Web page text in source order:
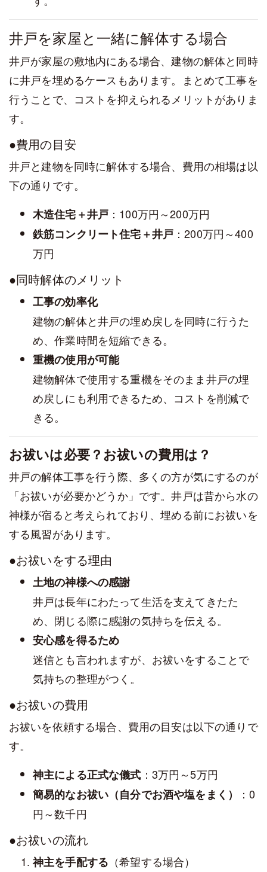
井戸を家屋と一緒に解体する場合
井戸が家屋の敷地内にある場合、建物の解体と同時
に井戸を埋めるケースもあります。まとめて工事を
行うことで、コストを抑えられるメリットがありま
す。
●費用の目安
井戸と建物を同時に解体する場合、費用の相場は以
下の通りです。
木造住宅＋井戸 ：100万円～200万円
鉄筋コンクリート住宅＋井戸 ：200万円～400
万円
●同時解体のメリット
工事の効率化
建物の解体と井戸の埋め戻しを同時に行うた
め、作業時間を短縮できる。
重機の使用が可能
建物解体で使用する重機をそのまま井戸の埋
め戻しにも利用できるため、コストを削減で
きる。
お祓いは必要？お祓いの費用は？
井戸の解体工事を行う際、多くの方が気にするのが
「お祓いが必要かどうか」です。井戸は昔から水の
神様が宿ると考えられており、埋める前にお祓いを
する風習があります。
●お祓いをする理由
土地の神様への感謝
井戸は長年にわたって生活を支えてきたた
め、閉じる際に感謝の気持ちを伝える。
安心感を得るため
迷信とも言われますが、お祓いをすることで
気持ちの整理がつく。
●お祓いの費用
お祓いを依頼する場合、費用の目安は以下の通りで
す。
神主による正式な儀式 ：3万円～5万円
簡易的なお祓い（自分でお酒や塩をまく）
：0
円～数千円
●お祓いの流れ
神主を手配する （希望する場合）